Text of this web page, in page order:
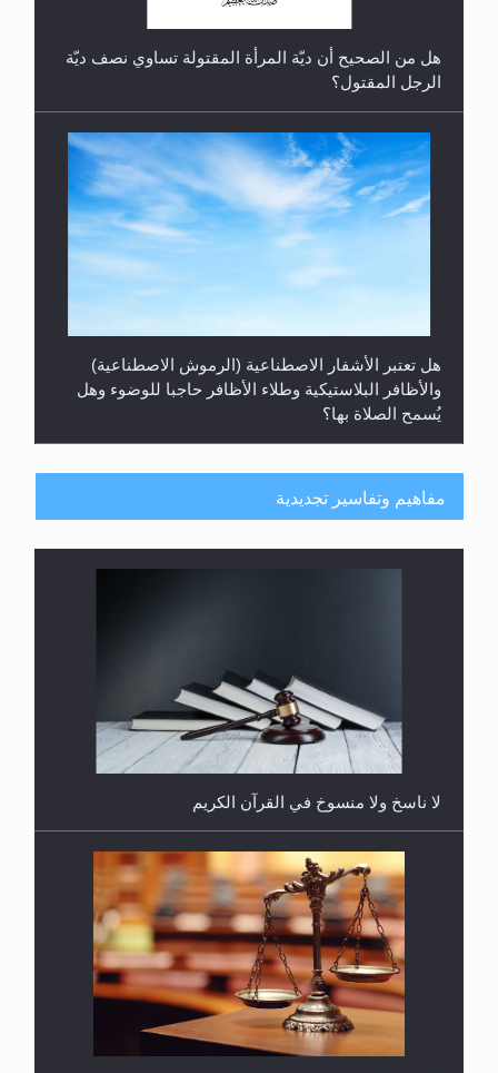
هل من الصحيح أن ديّة المرأة المقتولة تساوي نصف ديّة
الرجل المقتول؟
هل تعتبر الأشفار الاصطناعية (الرموش الاصطناعية)
والأظافر البلاستيكية وطلاء الأظافر حاجبا للوضوء وهل
يُسمح الصلاة بها؟
هل يُحسب حول الزكاة وفق السنة الميلادية أو الهجرية؟
هل يجوز فتح مشروع كوافير نسائي للمحجبات وغير
المحجبات؟
مفاهيم وتفاسير تجديدية
لا ناسخ ولا منسوخ في القرآن الكريم